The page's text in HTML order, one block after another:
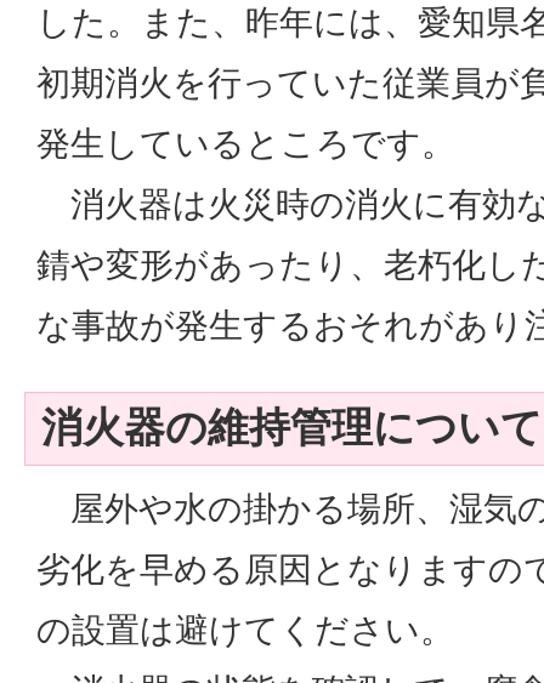
した。また、昨年には、愛知県
初期消火を行っていた従業員が
発生しているところです。
消火器は火災時の消火に有効
錆や変形があったり、老朽化し
な事故が発生するおそれがあり
消火器の維持管理について
屋外や水の掛かる場所、湿気
劣化を早める原因となりますの
の設置は避けてください。